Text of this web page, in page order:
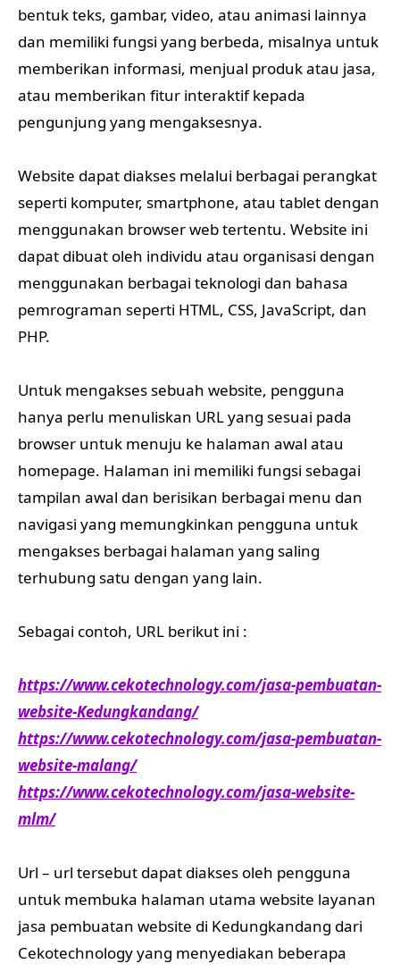
bentuk teks, gambar, video, atau animasi lainnya
dan memiliki fungsi yang berbeda, misalnya untuk
memberikan informasi, menjual produk atau jasa,
atau memberikan fitur interaktif kepada
pengunjung yang mengaksesnya.
Website dapat diakses melalui berbagai perangkat
seperti komputer, smartphone, atau tablet dengan
menggunakan browser web tertentu. Website ini
dapat dibuat oleh individu atau organisasi dengan
menggunakan berbagai teknologi dan bahasa
pemrograman seperti HTML, CSS, JavaScript, dan
PHP.
Untuk mengakses sebuah website, pengguna
hanya perlu menuliskan URL yang sesuai pada
browser untuk menuju ke halaman awal atau
homepage. Halaman ini memiliki fungsi sebagai
tampilan awal dan berisikan berbagai menu dan
navigasi yang memungkinkan pengguna untuk
mengakses berbagai halaman yang saling
terhubung satu dengan yang lain.
Sebagai contoh, URL berikut ini :
https://www.cekotechnology.com/jasa-pembuatan-
website-Kedungkandang/
https://www.cekotechnology.com/jasa-pembuatan-
website-malang/
https://www.cekotechnology.com/jasa-website-
mlm/
Url – url tersebut dapat diakses oleh pengguna
untuk membuka halaman utama website layanan
jasa pembuatan website di Kedungkandang dari
Cekotechnology yang menyediakan beberapa